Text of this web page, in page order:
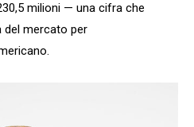
milioni — una cifra che
mercato per